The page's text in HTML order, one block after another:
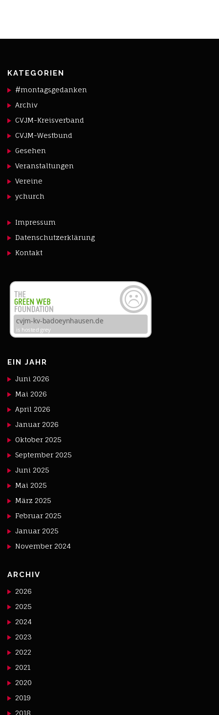
KATEGORIEN
#montagsgedanken
Archiv
CVJM-Kreisverband
CVJM-Westbund
Gesehen
Veranstaltungen
Vereine
ychurch
Impressum
Datenschutzerklärung
Kontakt
EIN JAHR
Juni 2026
Mai 2026
April 2026
Januar 2026
Oktober 2025
September 2025
Juni 2025
Mai 2025
März 2025
Februar 2025
Januar 2025
November 2024
ARCHIV
2026
2025
2024
2023
2022
2021
2020
2019
2018